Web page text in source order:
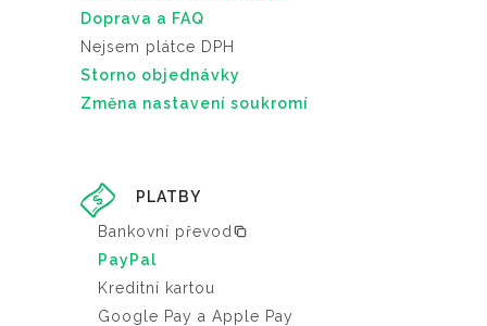
Doprava a FAQ
Nejsem plátce DPH
Storno objednávky
Změna nastavení soukromí
PLATBY
Bankovní převod
PayPal
Kreditní kartou
Google Pay a Apple Pay